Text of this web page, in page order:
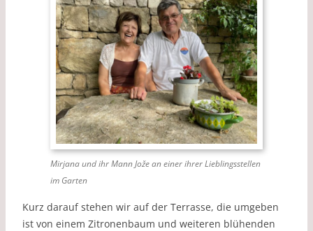
Mirjana und ihr Mann Jože an einer ihrer Lieblingsstellen
im Garten
Kurz darauf stehen wir auf der Terrasse, die umgeben
ist von einem Zitronenbaum und weiteren blühenden